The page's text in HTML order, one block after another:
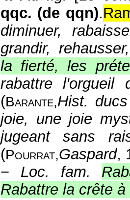
qqc. (de qqn).
diminuer,
grandir,
la fierté, les
rabattre l'orgueil
(Barante,Hist.
joie, une joie
jugeant sans
(Pourrat,Gaspard,
− Loc. fam.
Rabattre la crête à